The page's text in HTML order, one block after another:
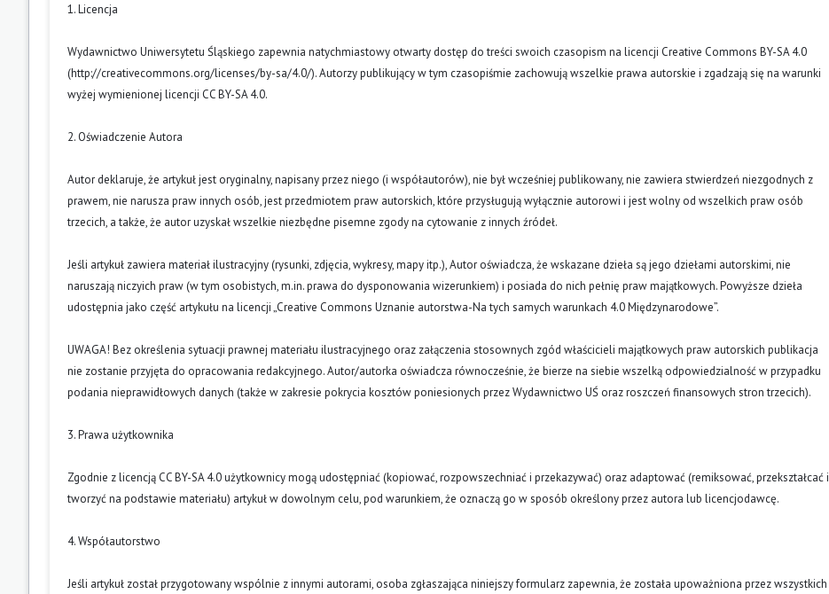
1. Licencja
Wydawnictwo Uniwersytetu Śląskiego zapewnia natychmiastowy otwarty dostęp do treści swoich czasopism na licencji Creative Commons BY-SA 4.0
(http://creativecommons.org/licenses/by-sa/4.0/). Autorzy publikujący w tym czasopiśmie zachowują wszelkie prawa autorskie i zgadzają się na warunki
wyżej wymienionej licencji CC BY-SA 4.0.
2. Oświadczenie Autora
Autor deklaruje, że artykuł jest oryginalny, napisany przez niego (i współautorów), nie był wcześniej publikowany, nie zawiera stwierdzeń niezgodnych z
prawem, nie narusza praw innych osób, jest przedmiotem praw autorskich, które przysługują wyłącznie autorowi i jest wolny od wszelkich praw osób
trzecich, a także, że autor uzyskał wszelkie niezbędne pisemne zgody na cytowanie z innych źródeł.
Jeśli artykuł zawiera materiał ilustracyjny (rysunki, zdjęcia, wykresy, mapy itp.), Autor oświadcza, że wskazane dzieła są jego dziełami autorskimi, nie
naruszają niczyich praw (w tym osobistych, m.in. prawa do dysponowania wizerunkiem) i posiada do nich pełnię praw majątkowych. Powyższe dzieła
udostępnia jako część artykułu na licencji „Creative Commons Uznanie autorstwa-Na tych samych warunkach 4.0 Międzynarodowe”.
UWAGA! Bez określenia sytuacji prawnej materiału ilustracyjnego oraz załączenia stosownych zgód właścicieli majątkowych praw autorskich publikacja
nie zostanie przyjęta do opracowania redakcyjnego. Autor/autorka oświadcza równocześnie, że bierze na siebie wszelką odpowiedzialność w przypadku
podania nieprawidłowych danych (także w zakresie pokrycia kosztów poniesionych przez Wydawnictwo UŚ oraz roszczeń finansowych stron trzecich).
3. Prawa użytkownika
Zgodnie z licencją CC BY-SA 4.0 użytkownicy mogą udostępniać (kopiować, rozpowszechniać i przekazywać) oraz adaptować (remiksować, przekształcać i
tworzyć na podstawie materiału) artykuł w dowolnym celu, pod warunkiem, że oznaczą go w sposób określony przez autora lub licencjodawcę.
4. Współautorstwo
Jeśli artykuł został przygotowany wspólnie z innymi autorami, osoba zgłaszająca niniejszy formularz zapewnia, że została upoważniona przez wszystkich